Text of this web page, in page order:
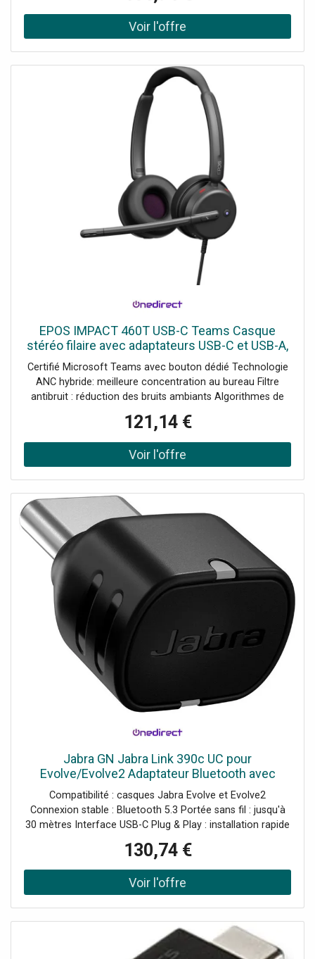
professionnelles sans distractions
EPOS IMPACT 460T USB-C Teams Casque
stéréo filaire avec adaptateurs USB-C et USB-A,
technologie ANC hybride et certification
Microsoft Teams pour des
Certifié Microsoft Teams avec bouton dédié Technologie
ANC hybride: meilleure concentration au bureau Filtre
antibruit : réduction des bruits ambiants Algorithmes de
adaptateur USB-A : connexion pour PC et appareils
mobiles USB-C Conception légère avec arceau rembourré
et coussinets souples Voyant LED Busylight et
commandes intuitives sur le casque
121,14 €
Jabra GN Jabra Link 390c UC pour
Evolve/Evolve2 Adaptateur Bluetooth avec
connecteur USB-C et conformité UC conçu
pour offrir une connexion stable entre votre
Compatibilité : casques Jabra Evolve et Evolve2
Connexion stable : Bluetooth 5.3 Portée sans fil : jusqu'à
30 mètres Interface USB-C Plug & Play : installation rapide
130,74 €